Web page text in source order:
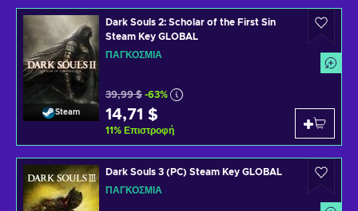
Steam
Dark Souls 2: Scholar of the First Sin
Steam Key GLOBAL
ΠΑΓΚΌΣΜΙΑ
39,99 $ -63%
14,71 $
11% Επιστροφή
Dark Souls 3 (PC) Steam Key GLOBAL
ΠΑΓΚΌΣΜΙΑ